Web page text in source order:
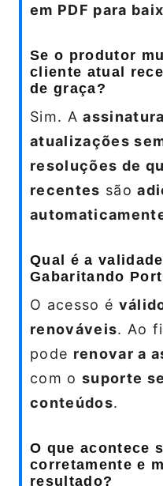
em PDF para
Se o produtor
cliente atual
de graça?
Sim. A
atualizações
resoluções de
recentes são
Qual é a
Gabaritando
O acesso é
renováveis. Ao
pode renovar a
com o suporte
conteúdos.
O que acontece
corretamente e
resultado?